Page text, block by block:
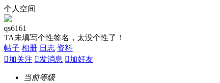
个人空间
qs6161
TA未填写个性签名，太没个性了！
帖子 相册 日志 资料
加关注 发消息 加好友
当前等级